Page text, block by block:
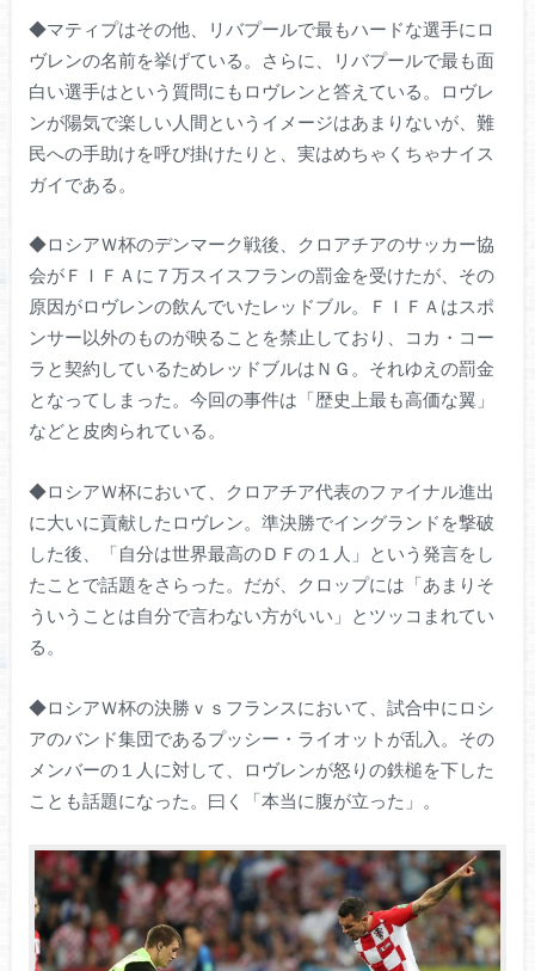
◆マティプはその他、リバプールで最もハードな選手にロ
ヴレンの名前を挙げている。さらに、リバプールで最も面
白い選手はという質問にもロヴレンと答えている。ロヴレ
ンが陽気で楽しい人間というイメージはあまりないが、難
民への手助けを呼び掛けたりと、実はめちゃくちゃナイス
ガイである。
◆ロシアＷ杯のデンマーク戦後、クロアチアのサッカー協
会がＦＩＦＡに７万スイスフランの罰金を受けたが、その
原因がロヴレンの飲んでいたレッドブル。ＦＩＦＡはスポ
ンサー以外のものが映ることを禁止しており、コカ・コー
ラと契約しているためレッドブルはＮＧ。それゆえの罰金
となってしまった。今回の事件は「歴史上最も高価な翼」
などと皮肉られている。
◆ロシアＷ杯において、クロアチア代表のファイナル進出
に大いに貢献したロヴレン。準決勝でイングランドを撃破
した後、「自分は世界最高のＤＦの１人」という発言をし
たことで話題をさらった。だが、クロップには「あまりそ
ういうことは自分で言わない方がいい」とツッコまれてい
る。
◆ロシアＷ杯の決勝ｖｓフランスにおいて、試合中にロシ
アのバンド集団であるプッシー・ライオットが乱入。その
メンバーの１人に対して、ロヴレンが怒りの鉄槌を下した
ことも話題になった。曰く「本当に腹が立った」。